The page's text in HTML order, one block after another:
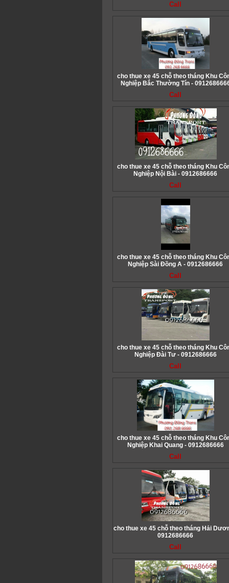
Call
cho thue xe 45 chỗ theo tháng Khu
Nghiệp Bắc Thường Tín -
Call
cho thue xe 45 chỗ theo tháng Khu
Nghiệp Nội Bài - 0912686666
Call
cho thue xe 45 chỗ theo tháng Khu
Nghiệp Sài Đồng A - 0912686666
Call
cho thue xe 45 chỗ theo tháng Khu
Nghiệp Đài Tư - 0912686666
Call
cho thue xe 45 chỗ theo tháng Khu
Nghiệp Khai Quang - 0912686666
Call
cho thue xe 45 chỗ theo tháng Hải
0912686666
Call